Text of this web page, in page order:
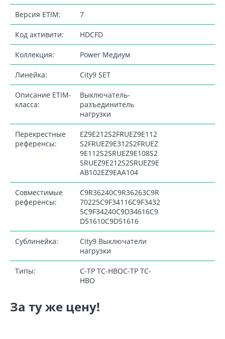
Версия ETIM: 7
Код активити: HDCFD
Коллекция: Power Медиум
Линейка: City9 SET
Описание ETIM-
класса:
Выключатель-
разъединитель
нагрузки
Перекрестные
референсы:
EZ9E212S2FRUEZ9E112
S2FRUEZ9E312S2FRUEZ
9E112S2SRUEZ9E108S2
SRUEZ9E212S2SRUEZ9E
AB102EZ9EAA104
Совместимые
референсы:
C9R36240C9R36263C9R
70225C9F34116C9F3432
5C9F34240C9D34616C9
D51610C9D51616
Сублинейка:
City9 Выключатели
нагрузки
Типы:
С-ТР ТС-НВОС-ТР ТС-
НВО
За ту же цену!